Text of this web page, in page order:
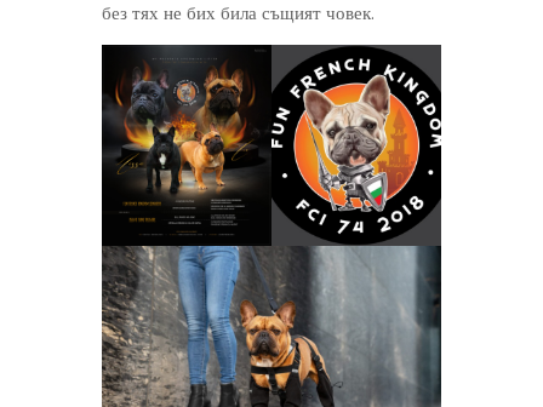
без тях не бих била същият човек.